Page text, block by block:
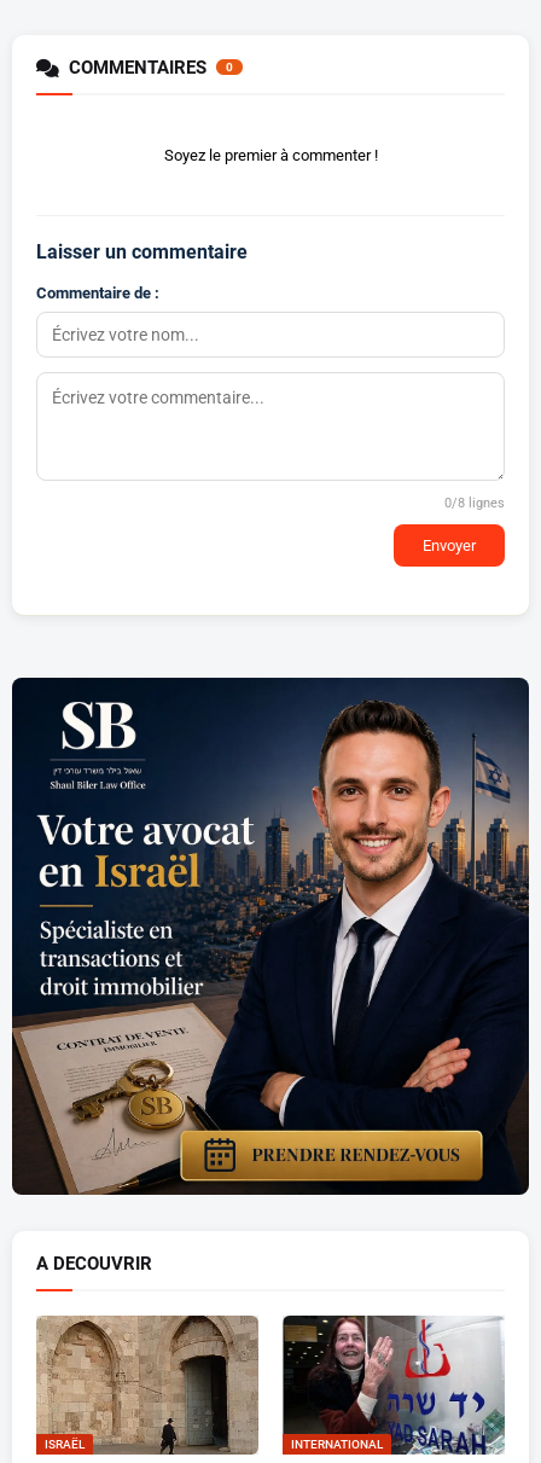
COMMENTAIRES 0
Soyez le premier à commenter !
Laisser un commentaire
Commentaire de :
0/8 lignes
Envoyer
A DECOUVRIR
ISRAËL INTERNATIONAL